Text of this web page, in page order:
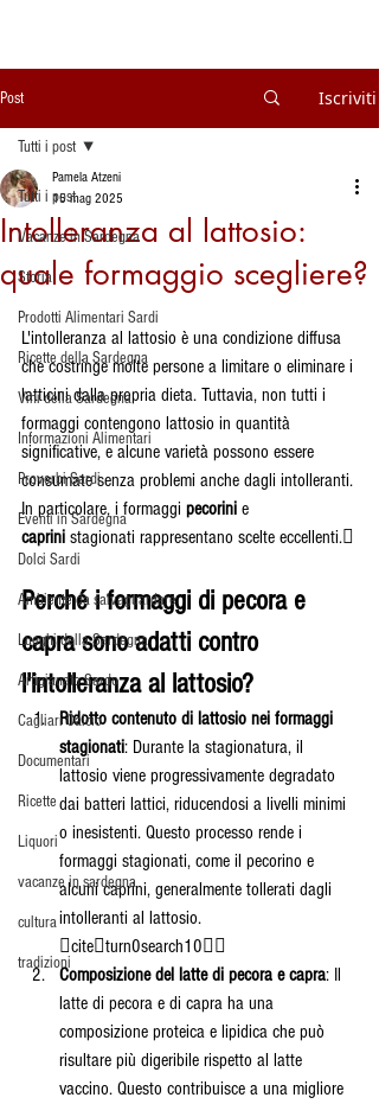
Post Iscriviti
Tutti i post
Vacanze in Sardegna
Storia
Prodotti Alimentari Sardi
Ricette della Sardegna
Vini della Sardegna
Informazioni Alimentari
Proverbi Sardi
Eventi in Sardegna
Dolci Sardi
Ambiente da salvaguardare
Luoghi della Sardegna
Artigianato Sardo
Cagliari Calcio
Documentari
Ricette
Liquori
vacanze in sardegna
cultura
tradizioni
Tutti i post
Intolleranza al lattosio:
quale formaggio scegliere?
Pamela Atzeni
15 mag 2025
L'intolleranza al lattosio è una condizione diffusa
che costringe molte persone a limitare o eliminare i
latticini dalla propria dieta. Tuttavia, non tutti i
formaggi contengono lattosio in quantità
significative, e alcune varietà possono essere
consumate senza problemi anche dagli intolleranti.
In particolare, i formaggi pecorini e
caprini stagionati rappresentano scelte eccellenti.
Perché i formaggi di pecora e
capra sono adatti contro
l'intolleranza al lattosio?
Ridotto contenuto di lattosio nei formaggi
stagionati: Durante la stagionatura, il
lattosio viene progressivamente degradato
dai batteri lattici, riducendosi a livelli minimi
o inesistenti. Questo processo rende i
formaggi stagionati, come il pecorino e
alcuni caprini, generalmente tollerati dagli
intolleranti al lattosio.
citeturn0search10
Composizione del latte di pecora e capra: Il
latte di pecora e di capra ha una
composizione proteica e lipidica che può
risultare più digeribile rispetto al latte
vaccino. Questo contribuisce a una migliore